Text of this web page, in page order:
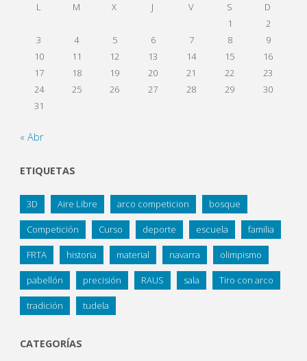
L
M X J V S
D
1
2
3
4 5 6 7 8
9
10
11 12 13 14 15
16
17
18 19 20 21 22
23
24
25 26 27 28 29
30
31
« Abr
ETIQUETAS
3D Aire Libre arco competicion bosque
Competición Curso deporte escuela familia
FRTA historia material navarra olimpismo
pabellón precisión RAUS sala Tiro con arco
tradición tudela
CATEGORÍAS